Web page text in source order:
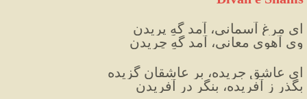
ای مرغ آسمانی، آمد گهِ پریدن
وی آهوی معانی، آمد گهِ چریدن
ای عاشق جریده، بر عاشقان گزیده
بگذر ز آفریده، بنگر در آفریدن